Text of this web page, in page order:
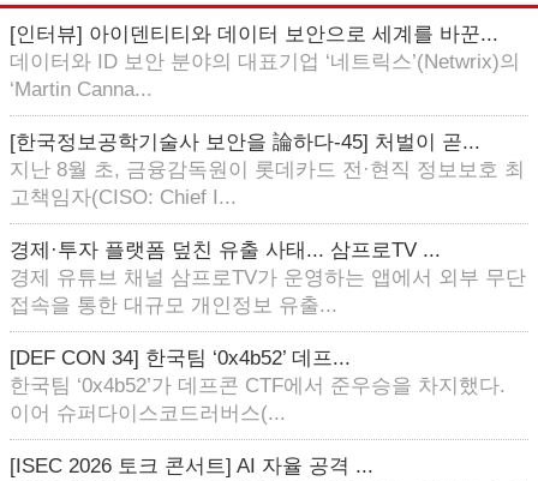
[인터뷰] 아이덴티티와 데이터 보안으로 세계를 바꾼...
데이터와 ID 보안 분야의 대표기업 ‘네트릭스’(Netwrix)의
‘Martin Canna...
[한국정보공학기술사 보안을 論하다-45] 처벌이 곧...
지난 8월 초, 금융감독원이 롯데카드 전·현직 정보보호 최
고책임자(CISO: Chief I...
경제·투자 플랫폼 덮친 유출 사태... 삼프로TV ...
경제 유튜브 채널 삼프로TV가 운영하는 앱에서 외부 무단
접속을 통한 대규모 개인정보 유출...
[DEF CON 34] 한국팀 ‘0x4b52’ 데프...
한국팀 ‘0x4b52’가 데프콘 CTF에서 준우승을 차지했다.
이어 슈퍼다이스코드러버스(...
[ISEC 2026 토크 콘서트] AI 자율 공격 ...